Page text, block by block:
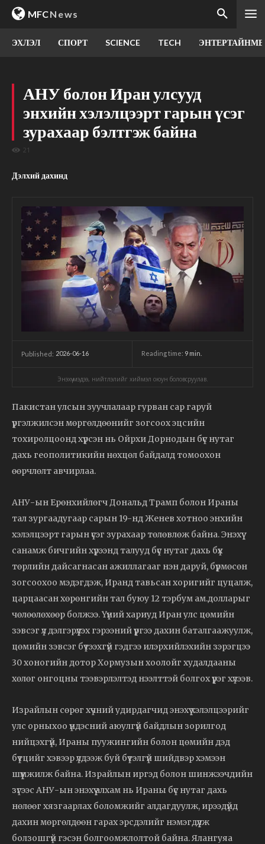
MFCNews
ЭХЛЭЛ СПОРТ SCIENCE TECH
АНУ болон Иран улсууд
энхийн хэлэлцээрт гарын үсэг
зурахаар бэлтгэж байна
21
Дэлхий дахинд
Published: 2026-06-16 Reading time: 9 min.
Энэхүү мэдээ, нийтлэлийг хиймэл оюун боловсруулав.
Пакистан улсын зуучлалаар гурван сар гаруй
үргэлжилсэн мөргөлдөөнийг зогсоох эцсийн
тохиролцоонд хүрсэн нь Ойрхи Дорнодын бүс нутаг
дахь геополитикийн нөхцөл байдалд томоохон
өөрчлөлт авчирлаа.
АНУ-ын Ерөнхийлөгч Дональд Трамп болон Ираны
тал зургаадугаар сарын 19-нд Женев хотноо энхийн
хэлэлцээрт гарын үсэг зурахаар төлөвлөж байна. Энэхүү
санамж бичгийн хүрээнд талууд бүс нутаг дахь бүх
төрлийн дайсагнасан ажиллагааг нэн даруй, бүрмөсөн
зогсоохоо мэдэгдэж, Иранд тавьсан хоригийг цуцалж,
царцаасан хөрөнгийн тал буюу 12 тэрбум ам.долларыг
чөлөөлөхөөр болжээ. Үүний хариуд Иран улс цөмийн
зэвсэг үл дэлгэрүүлэх гэрээний үүргээ дахин баталгаажуулж,
цөмийн зэвсэг бүтээхгүй гэдгээ илэрхийлэхийн зэрэгцээ
30 хоногийн дотор Хормузын хоолойг худалдааны
хөлөг онгоцны тээвэрлэлтэд нээлттэй болгох үүрэг хүлээв.
Израйлын сөрөг хүчний удирдагчид энэхүү хэлэлцээрийг
улс орныхоо үндэсний аюулгүй байдлын зорилгод
нийцэхгүй, Ираны пуужингийн болон цөмийн дэд
бүтцийг хэвээр үлдээж буй бүтэлгүй шийдвэр хэмээн
шүүмжилж байна. Израйлын иргэд болон шинжээчдийн
зүгээс АНУ-ын энэхүү алхам нь Ираны бүс нутаг дахь
нөлөөг хязгаарлах боломжийг алдагдуулж, ирээдүйд
дахин мөргөлдөөн гарах эрсдэлийг нэмэгдүүлж
болзошгүй гэсэн болгоомжлолтой байна. Ялангуяа